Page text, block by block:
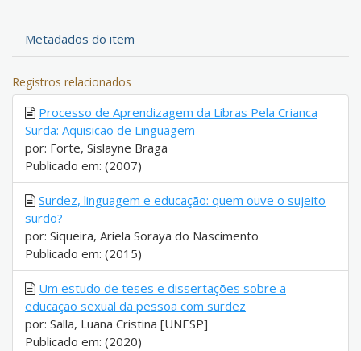
Metadados do item
Registros relacionados
Processo de Aprendizagem da Libras Pela Crianca
Surda: Aquisicao de Linguagem
por: Forte, Sislayne Braga
Publicado em: (2007)
Surdez, linguagem e educação: quem ouve o sujeito
surdo?
por: Siqueira, Ariela Soraya do Nascimento
Publicado em: (2015)
Um estudo de teses e dissertações sobre a
educação sexual da pessoa com surdez
por: Salla, Luana Cristina [UNESP]
Publicado em: (2020)